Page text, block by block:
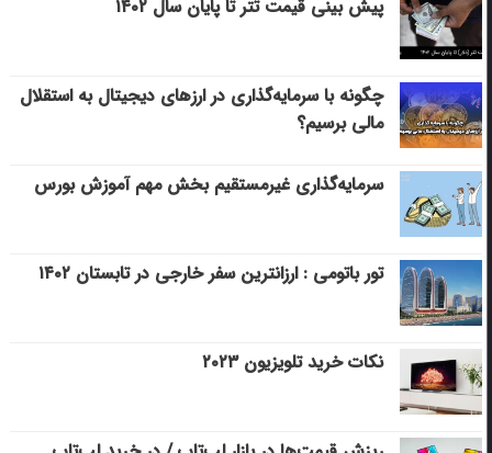
پیش بینی قیمت تتر تا پایان سال ۱۴۰۲
چگونه با سرمایه‌گذاری در ارزهای دیجیتال به استقلال
مالی برسیم؟
سرمایه‌گذاری غیرمستقیم بخش مهم آموزش بورس
تور باتومی : ارزانترین سفر خارجی در تابستان ۱۴۰۲
نکات خرید تلویزیون ۲۰۲۳